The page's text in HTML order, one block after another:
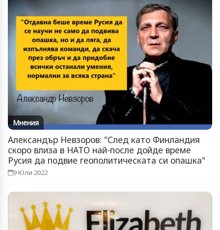
Мнения
Александър Невзоров: "След като Финландия
скоро влиза в НАТО най-после дойде време
Русия да подвие геополитическата си опашка"
9 Юли 2022